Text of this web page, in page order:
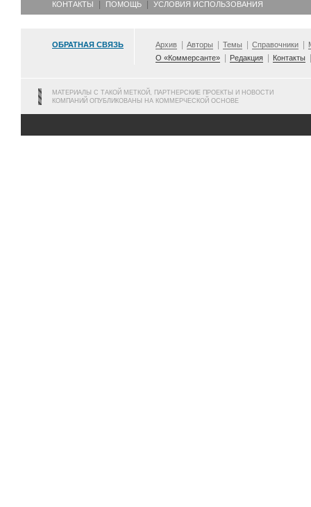
КОНТАКТЫ ПОМОЩЬ УСЛОВИЯ ИСПОЛЬЗОВАНИЯ
ОБРАТНАЯ СВЯЗЬ Архив Авторы Темы Справочники
О «Коммерсанте»
Редакция Контакты
МАТЕРИАЛЫ С ТАКОЙ МЕТКОЙ, ПАРТНЕРСКИЕ ПРОЕКТЫ И НОВОСТИ
КОМПАНИЙ ОПУБЛИКОВАНЫ НА КОММЕРЧЕСКОЙ ОСНОВЕ